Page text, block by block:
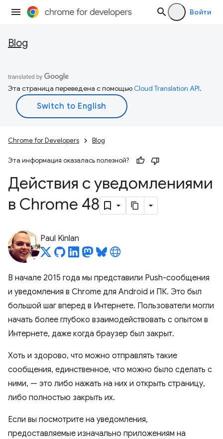
Войти
Blog
Эта страница переведена с помощьюCloud Translation API.
Chrome for Developers Blog
Эта информация оказалась полезной?
Действия с уведомлениями
в Chrome 48
Paul Kinlan
В начале 2015 года мы представили Push-сообщения
и уведомления в Chrome для Android и ПК. Это был
большой шаг вперед в Интернете. Пользователи могли
начать более глубоко взаимодействовать с опытом в
Интернете, даже когда браузер был закрыт.
Хоть и здорово, что можно отправлять такие
сообщения, единственное, что можно было сделать с
ними, — это либо нажать на них и открыть страницу,
либо полностью закрыть их.
Если вы посмотрите на уведомления,
предоставляемые изначально приложениям на